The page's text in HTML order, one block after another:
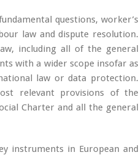
questions, worker’s
law and dispute resolution.
including all of the general
with a wider scope insofar as
law or data protection.
relevant provisions of the
Charter and all the general
instruments in European and